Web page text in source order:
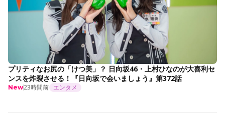
プリティなお尻の「けつ美」？ 日向坂46・上村ひなのが大喜利セ
ンスを炸裂させる！『日向坂で会いましょう』第372話
New23時間前 エンタメ